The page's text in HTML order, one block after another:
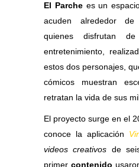
El Parchees un
acuden alrededor
quienes disfrutan
entretenimiento,
estos dos personajes,
cómicos muestran
retratan la vida de sus
El proyecto surge en el
conoce la aplicación
videos creativos de
primercontenido